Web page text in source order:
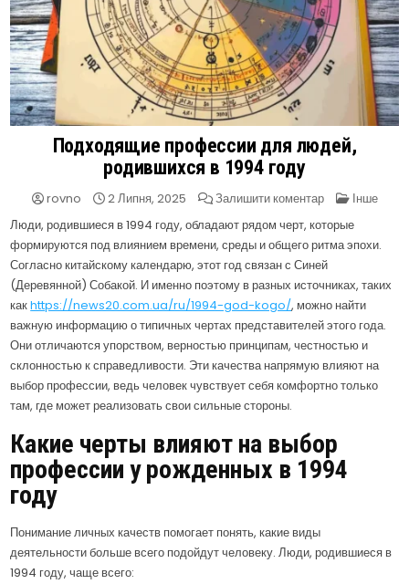
Подходящие профессии для людей,
родившихся в 1994 году
rovno 2 Липня, 2025 Залишити коментарна
Подходящие
профессии
для
людей,
родившихся
в
1994
году
Інше
Люди, родившиеся в 1994 году, обладают рядом черт, которые
формируются под влиянием времени, среды и общего ритма эпохи.
Согласно китайскому календарю, этот год связан с Синей
(Деревянной) Собакой. И именно поэтому в разных источниках, таких
какhttps://news20.com.ua/ru/1994-god-kogo/, можно найти
важную информацию о типичных чертах представителей этого года.
Они отличаются упорством, верностью принципам, честностью и
склонностью к справедливости. Эти качества напрямую влияют на
выбор профессии, ведь человек чувствует себя комфортно только
там, где может реализовать свои сильные стороны.
Какие черты влияют на выбор
профессии у рожденных в 1994
году
Понимание личных качеств помогает понять, какие виды
деятельности больше всего подойдут человеку. Люди, родившиеся в
1994 году, чаще всего: